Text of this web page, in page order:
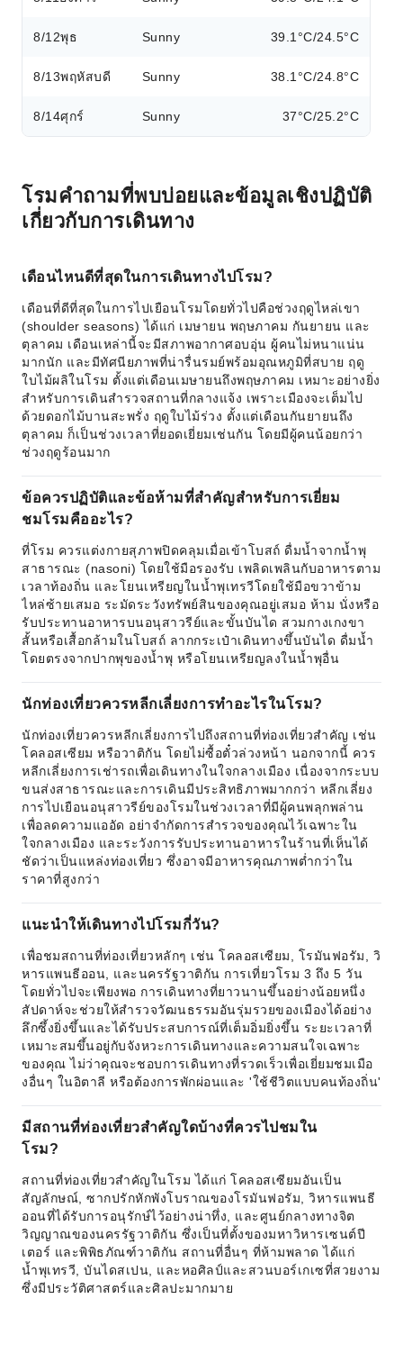
8/12พุธ Sunny 39.1°C/24.5°C
8/13พฤหัสบดี Sunny 38.1°C/24.8°C
8/14ศุกร์ Sunny 37°C/25.2°C
โรมคำถามที่พบบ่อยและข้อมูลเชิงปฏิบัติ
เกี่ยวกับการเดินทาง
เดือนไหนดีที่สุดในการเดินทางไปโรม?
เดือนที่ดีที่สุดในการไปเยือนโรมโดยทั่วไปคือช่วงฤดูไหล่เขา
(shoulder seasons) ได้แก่ เมษายน พฤษภาคม กันยายน และ
ตุลาคม เดือนเหล่านี้จะมีสภาพอากาศอบอุ่น ผู้คนไม่หนาแน่น
มากนัก และมีทัศนียภาพที่น่ารื่นรมย์พร้อมอุณหภูมิที่สบาย ฤดู
ใบไม้ผลิในโรม ตั้งแต่เดือนเมษายนถึงพฤษภาคม เหมาะอย่างยิ่ง
สำหรับการเดินสำรวจสถานที่กลางแจ้ง เพราะเมืองจะเต็มไป
ด้วยดอกไม้บานสะพรั่ง ฤดูใบไม้ร่วง ตั้งแต่เดือนกันยายนถึง
ตุลาคม ก็เป็นช่วงเวลาที่ยอดเยี่ยมเช่นกัน โดยมีผู้คนน้อยกว่า
ช่วงฤดูร้อนมาก
ข้อควรปฏิบัติและข้อห้ามที่สำคัญสำหรับการเยี่ยม
ชมโรมคืออะไร?
ที่โรม ควรแต่งกายสุภาพปิดคลุมเมื่อเข้าโบสถ์ ดื่มน้ำจากน้ำพุ
สาธารณะ (nasoni) โดยใช้มือรองรับ เพลิดเพลินกับอาหารตาม
เวลาท้องถิ่น และโยนเหรียญในน้ำพุเทรวีโดยใช้มือขวาข้าม
ไหล่ซ้ายเสมอ ระมัดระวังทรัพย์สินของคุณอยู่เสมอ ห้าม นั่งหรือ
รับประทานอาหารบนอนุสาวรีย์และขั้นบันได สวมกางเกงขา
สั้นหรือเสื้อกล้ามในโบสถ์ ลากกระเป๋าเดินทางขึ้นบันได ดื่มน้ำ
โดยตรงจากปากพุของน้ำพุ หรือโยนเหรียญลงในน้ำพุอื่น
นักท่องเที่ยวควรหลีกเลี่ยงการทำอะไรในโรม?
นักท่องเที่ยวควรหลีกเลี่ยงการไปถึงสถานที่ท่องเที่ยวสำคัญ เช่น
โคลอสเซียม หรือวาติกัน โดยไม่ซื้อตั๋วล่วงหน้า นอกจากนี้ ควร
หลีกเลี่ยงการเช่ารถเพื่อเดินทางในใจกลางเมือง เนื่องจากระบบ
ขนส่งสาธารณะและการเดินมีประสิทธิภาพมากกว่า หลีกเลี่ยง
การไปเยือนอนุสาวรีย์ของโรมในช่วงเวลาที่มีผู้คนพลุกพล่าน
เพื่อลดความแออัด อย่าจำกัดการสำรวจของคุณไว้เฉพาะใน
ใจกลางเมือง และระวังการรับประทานอาหารในร้านที่เห็นได้
ชัดว่าเป็นแหล่งท่องเที่ยว ซึ่งอาจมีอาหารคุณภาพต่ำกว่าใน
ราคาที่สูงกว่า
แนะนำให้เดินทางไปโรมกี่วัน?
เพื่อชมสถานที่ท่องเที่ยวหลักๆ เช่น โคลอสเซียม, โรมันฟอรัม, วิ
หารแพนธีออน, และนครรัฐวาติกัน การเที่ยวโรม 3 ถึง 5 วัน
โดยทั่วไปจะเพียงพอ การเดินทางที่ยาวนานขึ้นอย่างน้อยหนึ่ง
สัปดาห์จะช่วยให้สำรวจวัฒนธรรมอันรุ่มรวยของเมืองได้อย่าง
ลึกซึ้งยิ่งขึ้นและได้รับประสบการณ์ที่เต็มอิ่มยิ่งขึ้น ระยะเวลาที่
เหมาะสมขึ้นอยู่กับจังหวะการเดินทางและความสนใจเฉพาะ
ของคุณ ไม่ว่าคุณจะชอบการเดินทางที่รวดเร็วเพื่อเยี่ยมชมเมือ
งอื่นๆ ในอิตาลี หรือต้องการพักผ่อนและ 'ใช้ชีวิตแบบคนท้องถิ่น'
มีสถานที่ท่องเที่ยวสำคัญใดบ้างที่ควรไปชมใน
โรม?
สถานที่ท่องเที่ยวสำคัญในโรม ได้แก่ โคลอสเซียมอันเป็น
สัญลักษณ์, ซากปรักหักพังโบราณของโรมันฟอรัม, วิหารแพนธี
ออนที่ได้รับการอนุรักษ์ไว้อย่างน่าทึ่ง, และศูนย์กลางทางจิต
วิญญาณของนครรัฐวาติกัน ซึ่งเป็นที่ตั้งของมหาวิหารเซนต์ปี
เตอร์ และพิพิธภัณฑ์วาติกัน สถานที่อื่นๆ ที่ห้ามพลาด ได้แก่
น้ำพุเทรวี, บันไดสเปน, และหอศิลป์และสวนบอร์เกเซที่สวยงาม
ซึ่งมีประวัติศาสตร์และศิลปะมากมาย